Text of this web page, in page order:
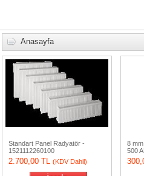
Anasayfa
Standart Panel Radyatör -
1521112260100
2.700,00 TL (KDV Dahil)
8
500